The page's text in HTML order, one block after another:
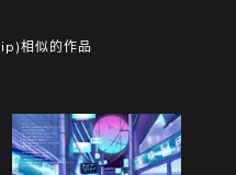
相似的作品